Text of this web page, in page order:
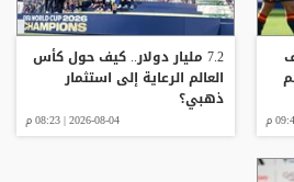
ألف
7.2 مليار دولار.. كيف حول كأس
العالم الرعاية إلى استثمار
ذهبي؟
2026-08-04 | 08:23 م